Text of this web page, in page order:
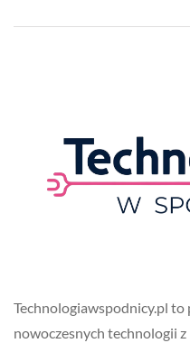
Technologiawspodnicy.pl
nowoczesnych technologii